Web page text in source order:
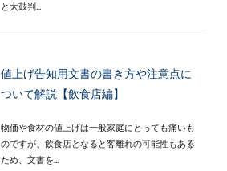
と太鼓判...
値上げ告知用文書の書き方や注意点に
ついて解説【飲食店編】
物価や食材の値上げは一般家庭にとっても痛いも
のですが、飲食店となると客離れの可能性もある
ため、文書を...